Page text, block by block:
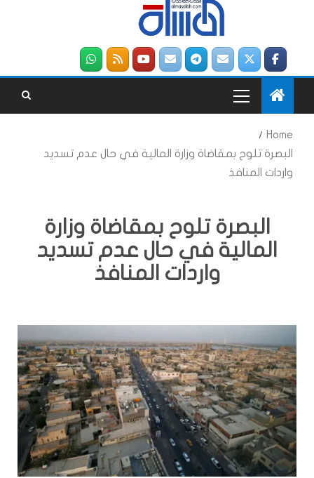
Home
البصرة تلوح بمقاضاة وزارة المالية في حال عدم تسديد
واردات المنافذ
البصرة تلوح بمقاضاة وزارة
المالية في حال عدم تسديد
واردات المنافذ